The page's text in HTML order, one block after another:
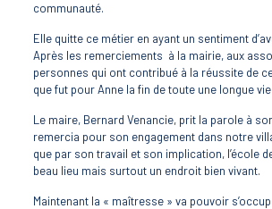
communauté.
Elle quitte ce métier en ayant un sentiment
Après les remerciements à la mairie, aux
personnes qui ont contribué à la réussite de
que fut pour Anne la fin de toute une longue vie
Le maire, Bernard Venancie, prit la parole à
remercia pour son engagement dans notre
que par son travail et son implication, l’école
beau lieu mais surtout un endroit bien vivant.
Maintenant la « maîtresse » va pouvoir